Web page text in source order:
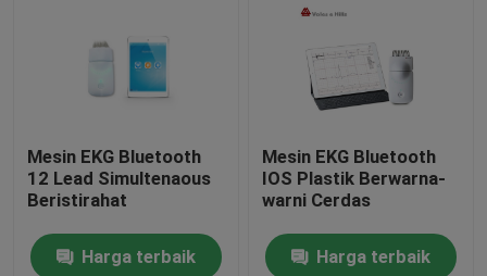
Mesin EKG Bluetooth
12 Lead Simultenaous
Beristirahat
Harga terbaik
Mesin EKG Bluetooth
IOS Plastik Berwarna-
warni Cerdas
Harga terbaik